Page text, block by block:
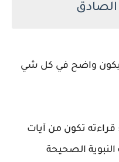
الصادق
بيكون واضح في كل شي
قراءته تكون من آيات
النبوية الصحيحة